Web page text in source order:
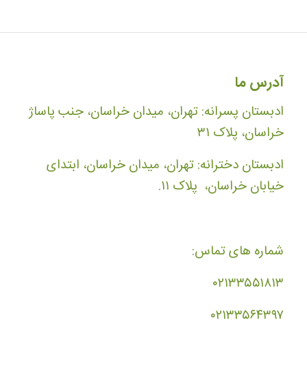
آدرس ما
ادبستان پسرانه: تهران، میدان خراسان، جنب پاساژ
خراسان، پلاک ۳۱
ادبستان دخترانه: تهران، میدان خراسان، ابتدای
خیابان خراسان، پلاک ۱۱.
شماره های تماس:
۰۲۱۳۳۵۵۱۸۱۳
۰۲۱۳۳۵۶۴۳۹۷